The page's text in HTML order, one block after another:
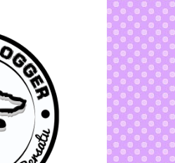
BERSAMA
(LIVE)